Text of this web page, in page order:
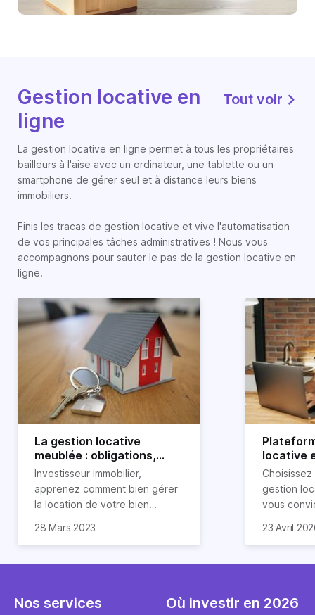
Gestion locative en
ligne
Tout voir
La gestion locative en ligne permet à tous les propriétaires
bailleurs à l'aise avec un ordinateur, une tablette ou un
smartphone de gérer seul et à distance leurs biens
immobiliers.
Finis les tracas de gestion locative et vive l'automatisation
de vos principales tâches administratives ! Nous vous
accompagnons pour sauter le pas de la gestion locative en
ligne.
La gestion locative
meublée : obligations,
avantages et
inconvénients
Investisseur immobilier,
apprenez comment bien gérer
la location de votre bien
quelles sont vos obligations en
avantages et inconvénients
28 Mars 2023
locative
pourquoi
gestion
vous
23 Avril
Nos services
Où investir en 2026